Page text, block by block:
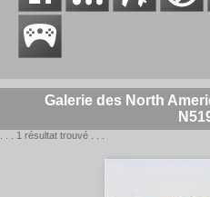
Galerie des North
. . . 1 résultat trouvé . . .